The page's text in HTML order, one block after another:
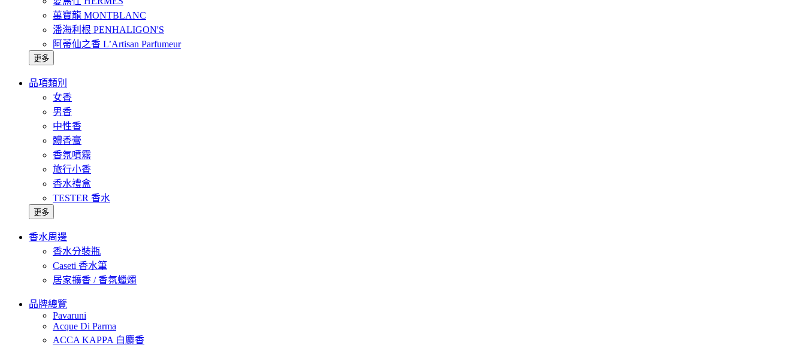
萬寶龍 MONTBLANC
潘海利根 PENHALIGON'S
阿蒂仙之香 L’Artisan Parfumeur
更多
品項類別
女香
男香
中性香
體香膏
香氛噴霧
旅行小香
香水禮盒
TESTER 香水
更多
香水周邊
香水分裝瓶
Caseti 香水筆
居家擴香 / 香氛蠟燭
品牌總覽
Pavaruni
Acque Di Parma
ACCA KAPPA 白麝香